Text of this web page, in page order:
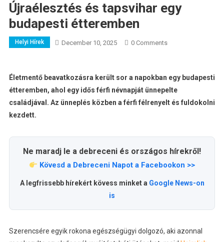
Újraélesztés és tapsvihar egy
budapesti étteremben
Helyi Hírek December 10, 2025 0 Comments
Életmentő beavatkozásra került sor a napokban egy budapesti
étteremben, ahol egy idős férfi névnapját ünnepelte
családjával. Az ünneplés közben a férfi félrenyelt és fuldokolni
kezdett.
Ne maradj le a debreceni és országos hírekről!
Kövesd a Debreceni Napot a Facebookon >>
A legfrissebb hírekért kövess minket a Google News-on
is
Szerencsére egyik rokona egészségügyi dolgozó, aki azonnal